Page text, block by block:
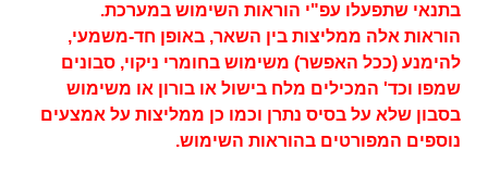
בתנאי שתפעלו עפ"י הוראות השימוש במערכת.
הוראות אלה ממליצות בין השאר, באופן חד-משמעי,
להימנע (ככל האפשר) משימוש בחומרי ניקוי, סבונים
שמפו וכד' המכילים מלח בישול או בורון או משימוש
בסבון שלא על בסיס נתרן וכמו כן ממליצות על אמצעים
נוספים המפורטים בהוראות השימוש.